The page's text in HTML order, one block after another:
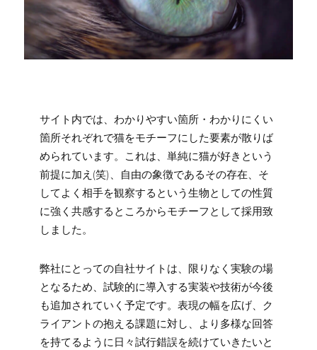
サイト内では、わかりやすい箇所・わかりにくい
箇所それぞれで猫をモチーフにした要素が散りば
められています。これは、単純に猫が好きという
前提に加え(笑)、自由の象徴であるその存在、そ
してよく相手を観察するという生物としての性質
に強く共感するところからモチーフとして採用致
しました。
弊社にとっての自社サイトは、限りなく実験の場
となるため、試験的に導入する実装や技術が今後
も追加されていく予定です。表現の幅を広げ、ク
ライアントの抱える課題に対し、より多様な回答
を持てるように日々試行錯誤を続けていきたいと